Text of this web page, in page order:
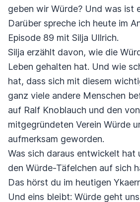
geben wir Würde? Und was ist
Darüber spreche ich heute im
Episode 89 mit Silja Ullrich.
Silja erzählt davon, wie die
Leben gehalten hat. Und wie
hat, dass sich mit diesem
ganz viele andere Menschen
auf Ralf Knoblauch und den
mitgegründeten Verein Würde
aufmerksam geworden.
Was sich daraus entwickelt hat
den Würde-Täfelchen auf sich
Das hörst du im heutigen
Und eins bleibt: Würde geht